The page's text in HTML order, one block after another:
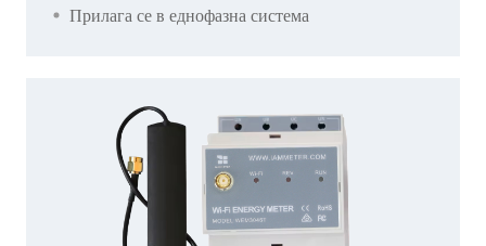
Прилага се в еднофазна система